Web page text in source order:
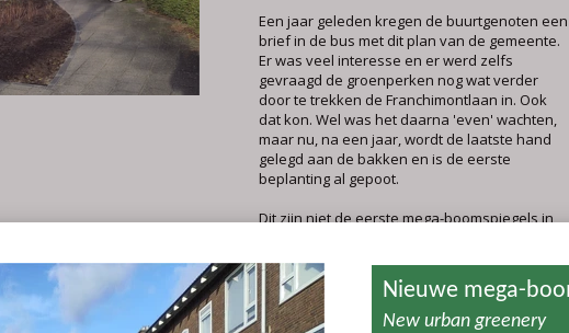
Een jaar geleden kregen de buurtgenoten een
brief in de bus met dit plan van de gemeente.
Er was veel interesse en er werd zelfs
gevraagd de groenperken nog wat verder
door te trekken de Franchimontlaan in. Ook
dat kon. Wel was het daarna 'even' wachten,
maar nu, na een jaar, wordt de laatste hand
gelegd aan de bakken en is de eerste
beplanting al gepoot.
Dit zijn niet de eerste mega-boomspiegels in
groener door de enorme groenperken die zijn
aangelegd. Een mooi toekomstperspectief
voor de Franchimontlaan en Kanaalweg!